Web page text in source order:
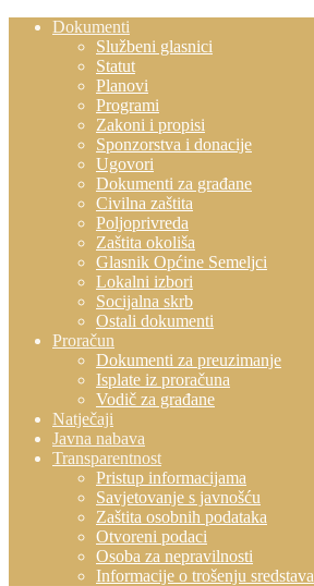
Dokumenti
Službeni glasnici
Statut
Planovi
Programi
Zakoni i propisi
Sponzorstva i donacije
Ugovori
Dokumenti za građane
Civilna zaštita
Poljoprivreda
Zaštita okoliša
Glasnik Općine Semeljci
Lokalni izbori
Socijalna skrb
Ostali dokumenti
Proračun
Dokumenti za preuzimanje
Isplate iz proračuna
Vodič za građane
Natječaji
Javna nabava
Transparentnost
Pristup informacijama
Savjetovanje s javnošću
Zaštita osobnih podataka
Otvoreni podaci
Osoba za nepravilnosti
Informacije o trošenju sredstava